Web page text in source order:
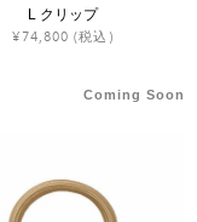
L クリップ
¥74,800 (税込)
Coming Soon